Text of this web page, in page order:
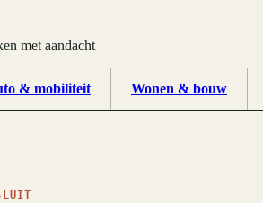
met aandacht
& mobiliteit Wonen & bouw